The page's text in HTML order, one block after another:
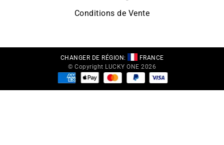
Conditions de Vente
CHANGER DE RÉGION:
FRANCE
© Copyright LUCKY ONE 2026